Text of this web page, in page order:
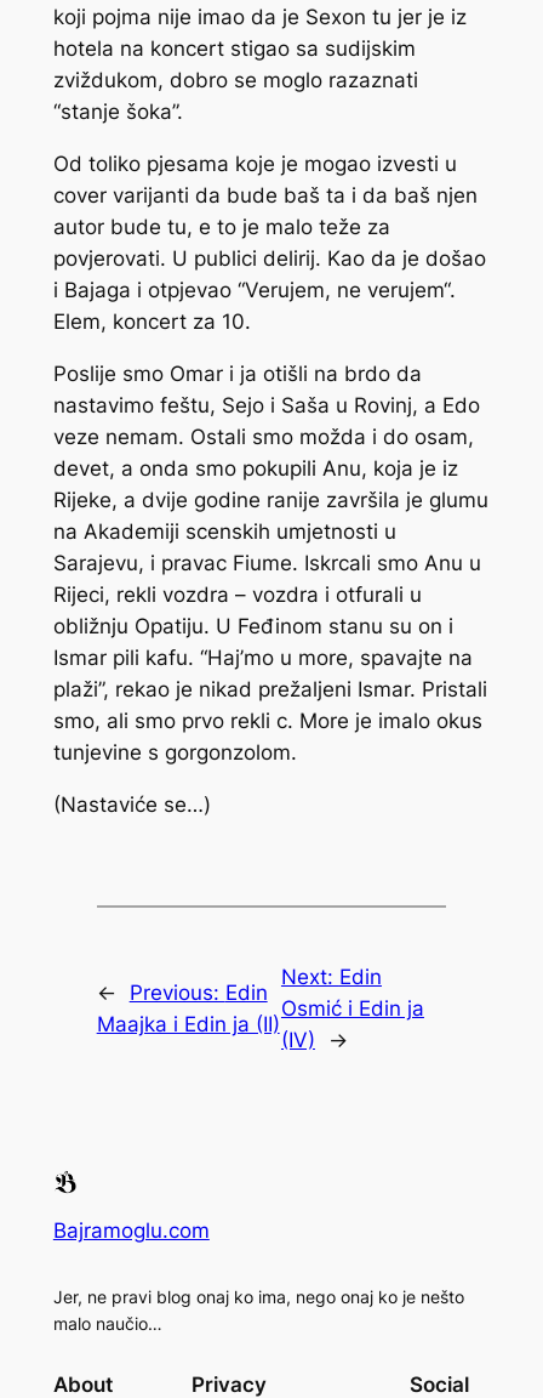
koji pojma nije imao da je Sexon tu jer je iz
hotela na koncert stigao sa sudijskim
zviždukom, dobro se moglo razaznati
“stanje šoka”.
Od toliko pjesama koje je mogao izvesti u
cover varijanti da bude baš ta i da baš njen
autor bude tu, e to je malo teže za
povjerovati. U publici delirij. Kao da je došao
i Bajaga i otpjevao “Verujem, ne verujem“.
Elem, koncert za 10.
Poslije smo Omar i ja otišli na brdo da
nastavimo feštu, Sejo i Saša u Rovinj, a Edo
veze nemam. Ostali smo možda i do osam,
devet, a onda smo pokupili Anu, koja je iz
Rijeke, a dvije godine ranije završila je glumu
na Akademiji scenskih umjetnosti u
Sarajevu, i pravac Fiume. Iskrcali smo Anu u
Rijeci, rekli vozdra – vozdra i otfurali u
obližnju Opatiju. U Feđinom stanu su on i
Ismar pili kafu. “Haj’mo u more, spavajte na
plaži”, rekao je nikad prežaljeni Ismar. Pristali
smo, ali smo prvo rekli c. More je imalo okus
tunjevine s gorgonzolom.
(Nastaviće se…)
← Previous: Edin
Maajka i Edin ja (II)
Next: Edin
Osmić i Edin ja
(IV)
→
Bajramoglu.com
Jer, ne pravi blog onaj ko ima, nego onaj ko je nešto
malo naučio…
About Privacy Social